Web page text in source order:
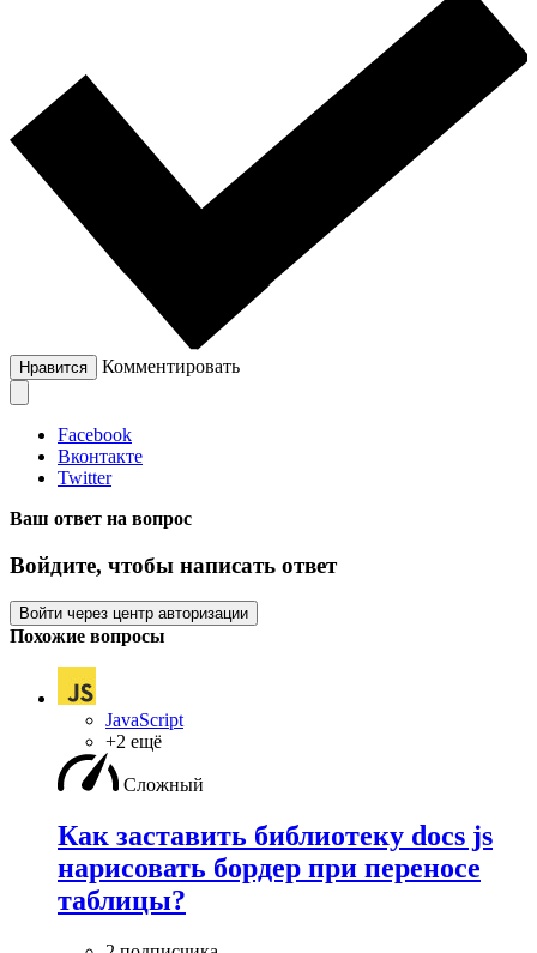
Нравится Комментировать
Facebook
Вконтакте
Twitter
Ваш ответ на вопрос
Войдите, чтобы написать ответ
Войти через центр авторизации
Похожие вопросы
JavaScript
+2 ещё
Сложный
Как заставить библиотеку docs js
нарисовать бордер при переносе
таблицы?